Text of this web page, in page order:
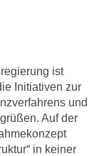
ist
Initiativen zur
und
Auf der
in keiner